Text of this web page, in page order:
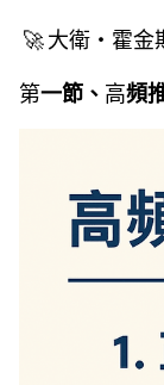
🚀 大衛・霍
第一節、 高頻